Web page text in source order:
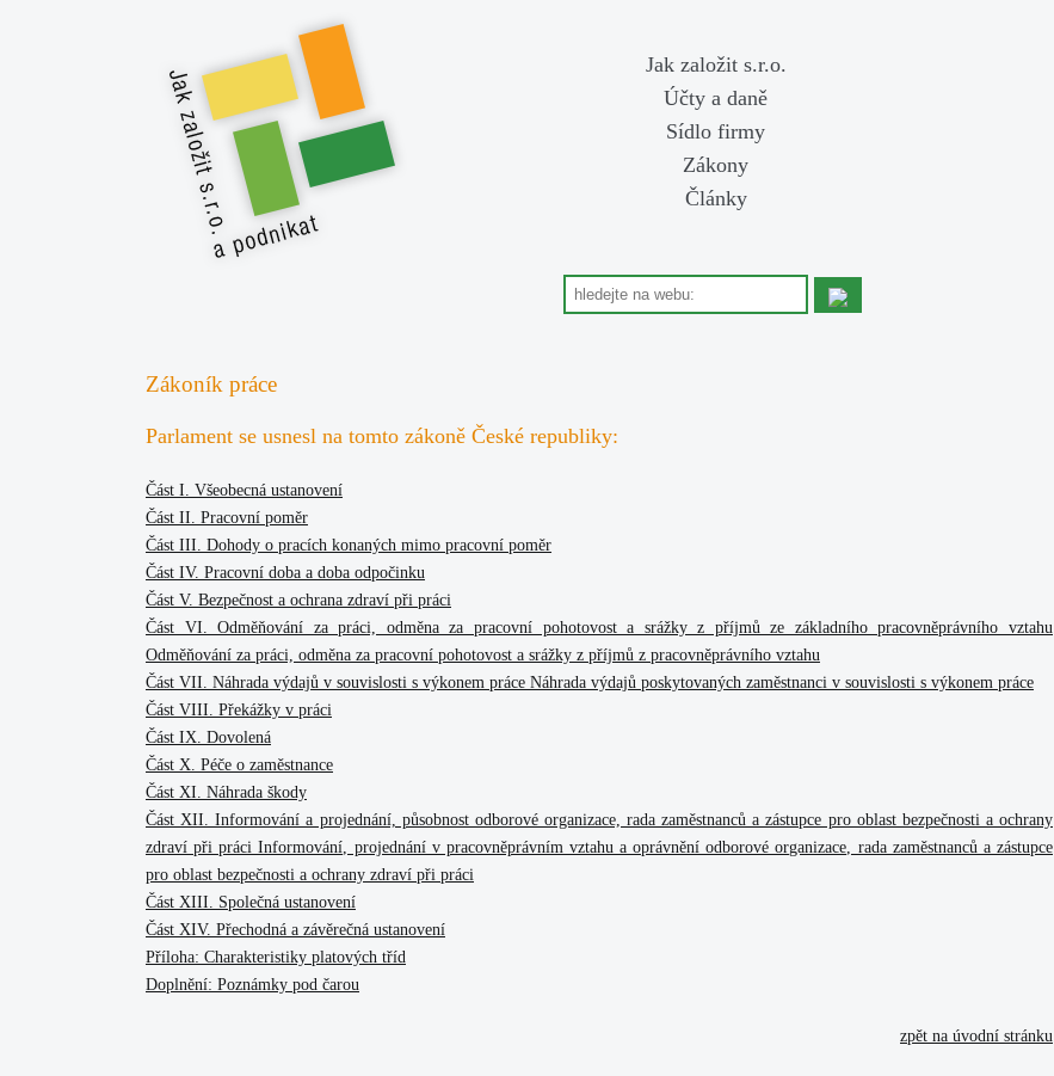
Jak založit s.r.o.
Účty a daně
Sídlo firmy
Zákony
Články
Zákoník práce
Parlament se usnesl na tomto zákoně České republiky:
Část I. Všeobecná ustanovení
Část II. Pracovní poměr
Část III. Dohody o pracích konaných mimo pracovní poměr
Část IV. Pracovní doba a doba odpočinku
Část V. Bezpečnost a ochrana zdraví při práci
Část VI. Odměňování za práci, odměna za pracovní pohotovost a srážky z příjmů ze základního pracovněprávního vztahu
Odměňování za práci, odměna za pracovní pohotovost a srážky z příjmů z pracovněprávního vztahu
Část VII. Náhrada výdajů v souvislosti s výkonem práce Náhrada výdajů poskytovaných zaměstnanci v souvislosti s výkonem práce
Část VIII. Překážky v práci
Část IX. Dovolená
Část X. Péče o zaměstnance
Část XI. Náhrada škody
Část XII. Informování a projednání, působnost odborové organizace, rada zaměstnanců a zástupce pro oblast bezpečnosti a ochrany
zdraví při práci Informování, projednání v pracovněprávním vztahu a oprávnění odborové organizace, rada zaměstnanců a zástupce
pro oblast bezpečnosti a ochrany zdraví při práci
Část XIII. Společná ustanovení
Část XIV. Přechodná a závěrečná ustanovení
Příloha: Charakteristiky platových tříd
Doplnění: Poznámky pod čarou
zpět na úvodní stránku